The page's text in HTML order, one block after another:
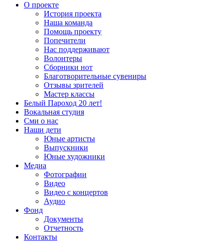
О проекте
История проекта
Наша команда
Помощь проекту
Попечители
Нас поддерживают
Волонтеры
Сборники нот
Благотворительные сувениры
Отзывы зрителей
Мастер классы
Белый Пароход 20 лет!
Вокальная студия
Сми о нас
Наши дети
Юные артисты
Выпускники
Юные художники
Медиа
Фотографии
Видео
Видео с концертов
Аудио
Фонд
Документы
Отчетность
Контакты